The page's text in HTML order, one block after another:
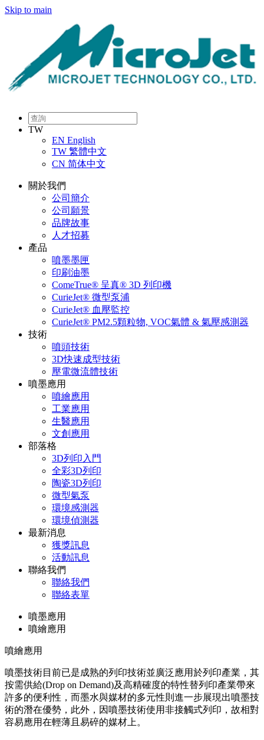
Skip to main
TW
EN English
TW 繁體中文
CN 简体中文
關於我們
公司簡介
公司願景
品牌故事
人才招募
產品
噴墨墨匣
印刷油墨
ComeTrue® 呈真® 3D 列印機
CurieJet® 微型泵浦
CurieJet® 血壓監控
CurieJet® PM2.5顆粒物, VOC氣體 & 氣壓感測器
技術
噴頭技術
3D快速成型技術
壓電微流體技術
噴墨應用
噴繪應用
工業應用
生醫應用
文創應用
部落格
3D列印入門
全彩3D列印
陶瓷3D列印
微型氣泵
環境感測器
環境偵測器
最新消息
獲獎訊息
活動訊息
聯絡我們
聯絡我們
聯絡表單
噴墨應用
噴繪應用
噴繪應用
噴墨技術目前已是成熟的列印技術並廣泛應用於列印產業，其
按需供給(Drop on Demand)及高精確度的特性替列印產業帶來
許多的便利性，而墨水與媒材的多元性則進一步展現出噴墨技
術的潛在優勢，此外，因噴墨技術使用非接觸式列印，故相對
容易應用在輕薄且易碎的媒材上。